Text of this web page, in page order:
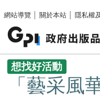
網站導覽
關於本站 隱私權
:::
想找好活動
「藝采風